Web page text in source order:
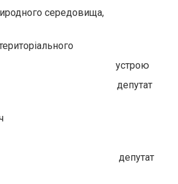
середовища,
депутат
депутат